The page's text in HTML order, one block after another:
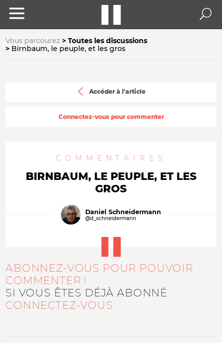
Vous parcourez
Toutes les discussions
Birnbaum, le peuple, et les gros
Accéder à l'article
Connectez-vous pour commenter
COMMENTAIRES
BIRNBAUM, LE PEUPLE, ET LES
GROS
Daniel Schneidermann
@d_schneidermann
ABONNEZ-VOUS POUR POUVOIR
COMMENTER !
SI VOUS ÊTES DÉJÀ ABONNÉ
CONNECTEZ-VOUS